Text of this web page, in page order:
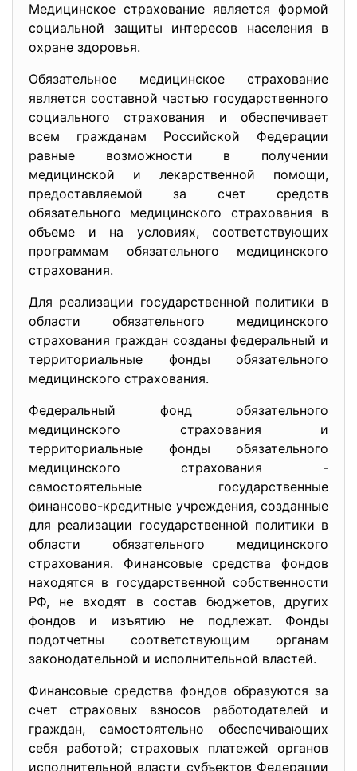
Медицинское страхование является формой
социальной защиты интересов населения в
охране здоровья.
Обязательное медицинское страхование
является составной частью государственного
социального страхования и обеспечивает
всем гражданам Российской Федерации
равные возможности в получении
медицинской и лекарственной помощи,
предоставляемой за счет средств
обязательного медицинского страхования в
объеме и на условиях, соответствующих
программам обязательного медицинского
страхования.
Для реализации государственной политики в
области обязательного медицинского
страхования граждан созданы федеральный и
территориальные фонды обязательного
медицинского страхования.
Федеральный фонд обязательного
медицинского страхования и
территориальные фонды обязательного
медицинского страхования -
самостоятельные государственные
финансово-кредитные учреждения, созданные
для реализации государственной политики в
области обязательного медицинского
страхования. Финансовые средства фондов
находятся в государственной собственности
РФ, не входят в состав бюджетов, других
фондов и изъятию не подлежат. Фонды
подотчетны соответствующим органам
законодательной и исполнительной властей.
Финансовые средства фондов образуются за
счет страховых взносов работодателей и
граждан, самостоятельно обеспечивающих
себя работой; страховых платежей органов
исполнительной власти субъектов Федерации